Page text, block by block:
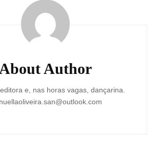
Author
e, nas horas vagas, dançarina.